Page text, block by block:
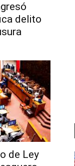
delito
de Ley